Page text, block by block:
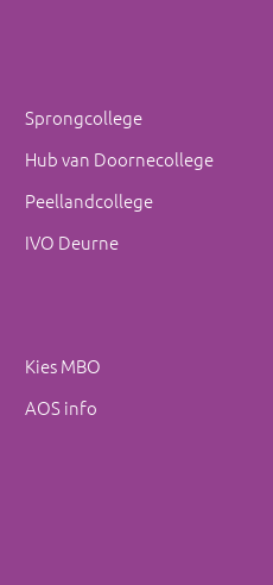
Sprongcollege
Hub van Doornecollege
Peellandcollege
IVO Deurne
Kies MBO
AOS info